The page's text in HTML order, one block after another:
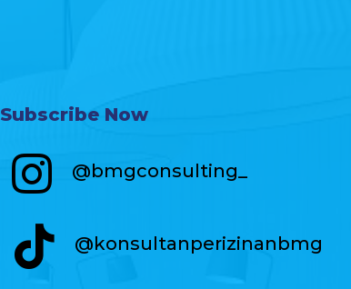
Subscribe Now
@bmgconsulting_
@konsultanperizinanbmg